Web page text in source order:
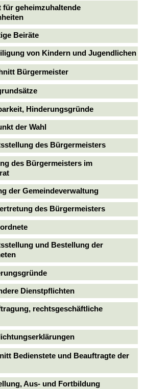
für geheimzuhaltende
Beiräte
von Kindern und Jugendlichen
Bürgermeister
Hinderungsgründe
der Wahl
des Bürgermeisters
des Bürgermeisters im
der Gemeindeverwaltung
des Bürgermeisters
und Bestellung der
Dienstpflichten
rechtsgeschäftliche
Bedienstete und Beauftragte der
Aus- und Fortbildung